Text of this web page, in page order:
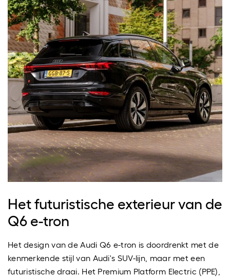
Het futuristische exterieur van de
Q6 e-tron
Het design van de Audi Q6 e-tron is doordrenkt met de
kenmerkende stijl van Audi's SUV-lijn, maar met een
futuristische draai. Het Premium Platform Electric (PPE),